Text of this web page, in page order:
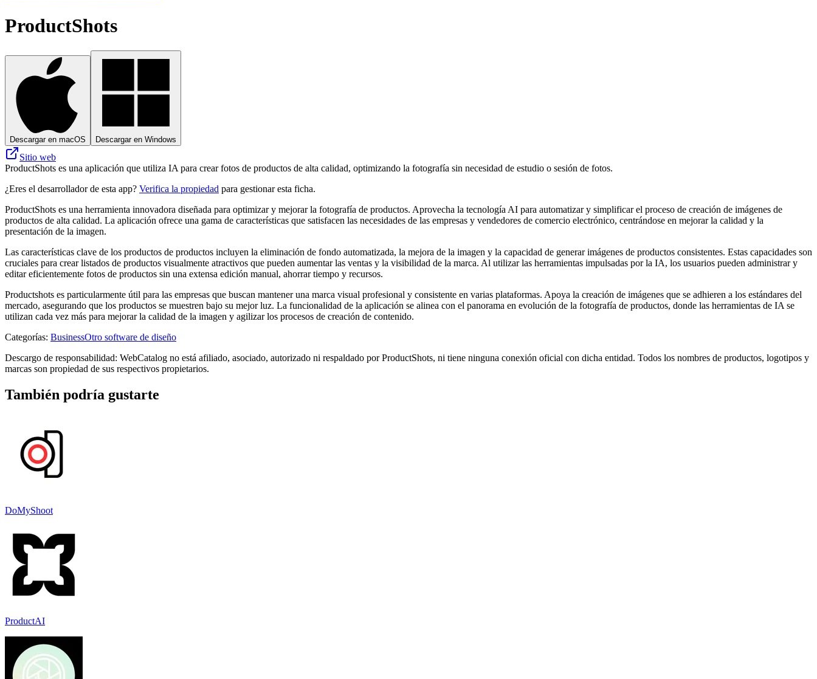
ProductShots
Descargar en macOS Descargar en Windows
Sitio web
ProductShots es una aplicación que utiliza IA para crear fotos de productos de alta calidad, optimizando la fotografía sin necesidad de estudio o sesión de fotos.
¿Eres el desarrollador de esta app? Verifica la propiedad para gestionar esta ficha.
ProductShots es una herramienta innovadora diseñada para optimizar y mejorar la fotografía de productos. Aprovecha la tecnología AI para automatizar y simplificar el proceso de creación de imágenes de
productos de alta calidad. La aplicación ofrece una gama de características que satisfacen las necesidades de las empresas y vendedores de comercio electrónico, centrándose en mejorar la calidad y la
presentación de la imagen.
Las características clave de los productos de productos incluyen la eliminación de fondo automatizada, la mejora de la imagen y la capacidad de generar imágenes de productos consistentes. Estas capacidades son
cruciales para crear listados de productos visualmente atractivos que pueden aumentar las ventas y la visibilidad de la marca. Al utilizar las herramientas impulsadas por la IA, los usuarios pueden administrar y
editar eficientemente fotos de productos sin una extensa edición manual, ahorrar tiempo y recursos.
Productshots es particularmente útil para las empresas que buscan mantener una marca visual profesional y consistente en varias plataformas. Apoya la creación de imágenes que se adhieren a los estándares del
mercado, asegurando que los productos se muestren bajo su mejor luz. La funcionalidad de la aplicación se alinea con el panorama en evolución de la fotografía de productos, donde las herramientas de IA se
utilizan cada vez más para mejorar la calidad de la imagen y agilizar los procesos de creación de contenido.
Categorías: BusinessOtro software de diseño
Descargo de responsabilidad: WebCatalog no está afiliado, asociado, autorizado ni respaldado por ProductShots, ni tiene ninguna conexión oficial con dicha entidad. Todos los nombres de productos, logotipos y
marcas son propiedad de sus respectivos propietarios.
También podría gustarte
DoMyShoot
ProductAI